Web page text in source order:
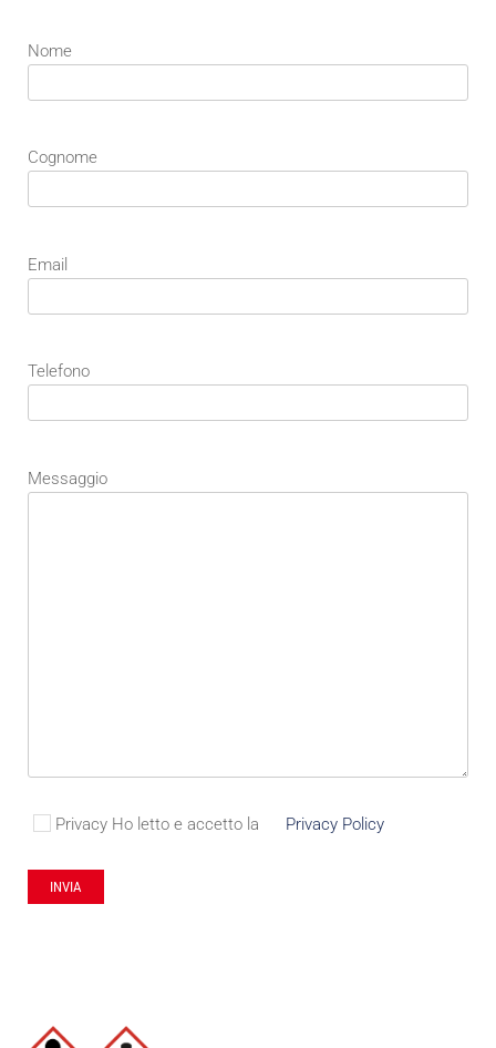
Nome
Cognome
Email
Telefono
Messaggio
Privacy Ho letto e accetto la Privacy Policy